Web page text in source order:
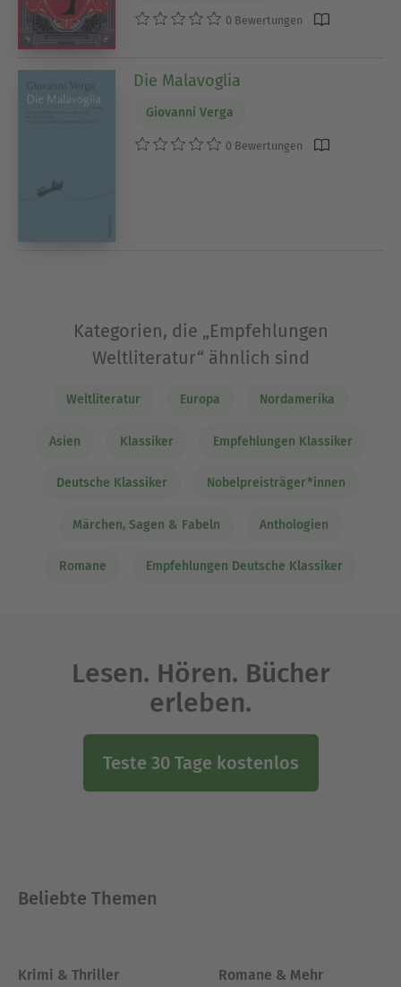
0 Bewertungen
Die Malavoglia
Giovanni Verga
0 Bewertungen
Kategorien, die „Empfehlungen
Weltliteratur“ ähnlich sind
Weltliteratur Europa Nordamerika
Asien Klassiker Empfehlungen Klassiker
Deutsche Klassiker Nobelpreisträger*innen
Märchen, Sagen & Fabeln Anthologien
Romane Empfehlungen Deutsche Klassiker
Lesen. Hören. Bücher
erleben.
Teste 30 Tage kostenlos
Beliebte Themen
Krimi & Thriller Romane & Mehr